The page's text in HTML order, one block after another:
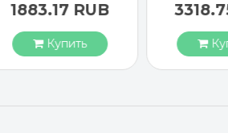
1883.17 RUB
Купить